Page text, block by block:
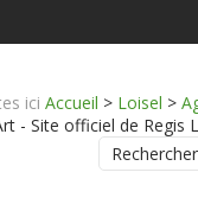
ici Accueil > Loisel >
- Site officiel de Regis
Rechercher